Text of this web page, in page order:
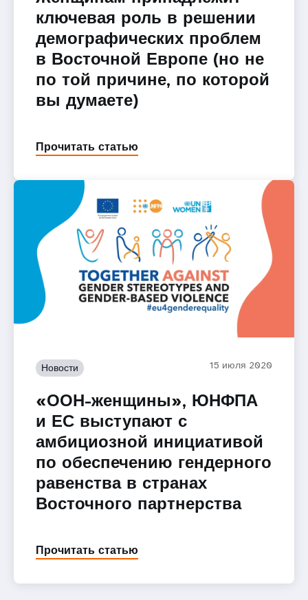
ключевая роль в решении
демографических проблем
в Восточной Европе (но не
по той причине, по которой
вы думаете)
Прочитать статью
Новости 15 июля 2020
«ООН-женщины», ЮНФПА
и ЕС выступают с
амбициозной инициативой
по обеспечению гендерного
равенства в странах
Восточного партнерства
Прочитать статью